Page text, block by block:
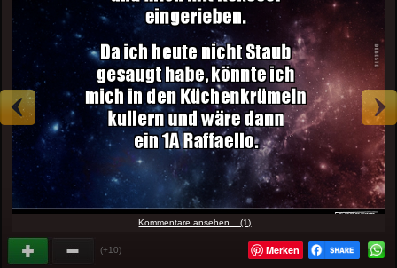
Kommentare ansehen... (1)
(+10) Merken